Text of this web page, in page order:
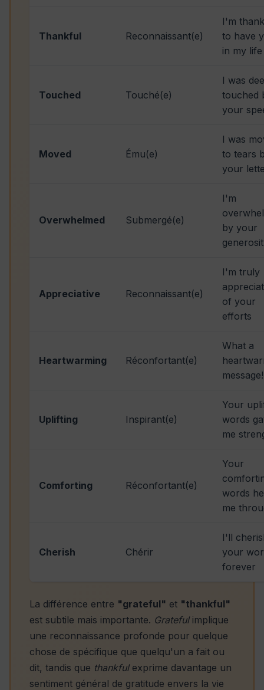
Thankful Reconnaissant(e)
I'm
to have
in my life
Touched Touché(e)
I was
touched
your
Moved Ému(e)
I was
to tears
your
Overwhelmed Submergé(e)
I'm
by your
Appreciative Reconnaissant(e)
I'm truly
of your
efforts
Heartwarming Réconfortant(e)
What a
message!
Uplifting Inspirant(e)
Your
words
me
Comforting Réconfortant(e)
Your
words
me
Cherish Chérir
I'll
your
forever
La différence entre "grateful" et "thankful"
est subtile mais importante. Gratefulimplique
une reconnaissance profonde pour quelque
chose de spécifique que quelqu'un a fait ou
dit, tandis que thankfulexprime davantage un
sentiment général de gratitude envers la vie